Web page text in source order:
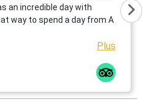
an incredible day with
way to spend a day from A
Plus